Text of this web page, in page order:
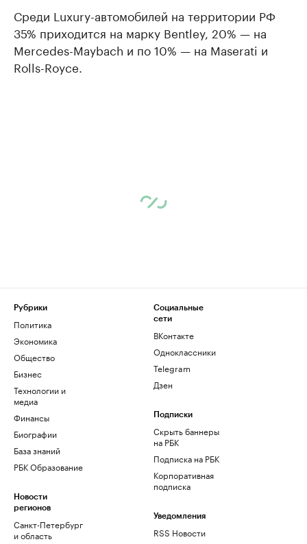
Среди Luxury-автомобилей на территории РФ
35% приходится на марку Bentley, 20% — на
Mercedes-Maybach и по 10% — на Maserati и
Rolls-Royce.
Рубрики
Политика
Экономика
Общество
Бизнес
Технологии и
медиа
Финансы
Биографии
База знаний
РБК Образование
Новости
регионов
Санкт-Петербург
и область
Социальные
сети
ВКонтакте
Одноклассники
Telegram
Дзен
Подписки
Скрыть баннеры
на РБК
Подписка на РБК
Корпоративная
подписка
Уведомления
RSS Новости